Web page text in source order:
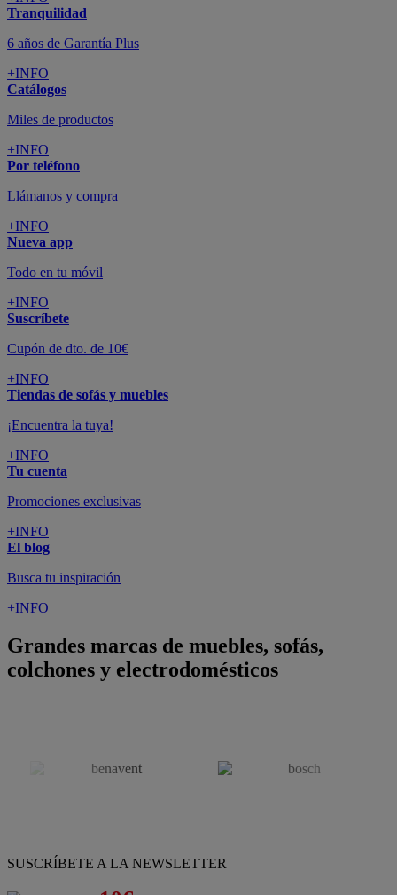
Todo en tu móvil
+INFO
Suscríbete
Cupón de dto. de 10€
+INFO
Tiendas de sofás y muebles
¡Encuentra la tuya!
+INFO
Tu cuenta
Promociones exclusivas
+INFO
El blog
Busca tu inspiración
+INFO
Grandes marcas de muebles, sofás,
colchones y electrodomésticos
SUSCRÍBETE A LA NEWSLETTER
y consigue10€dto para la próxima compra
SUSCRIBIRME
GUÍA DE COMPRA